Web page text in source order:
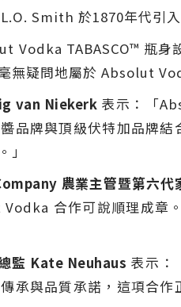
Smith 於1870年代引入
Vodka TABASCO™ 瓶身
無疑問地屬於 Absolut
van Niekerk 表示：「
品牌與頂級伏特加品牌
農業主管暨第六代
合作可說順理成章
監 Kate Neuhaus 表示：
承與品質承諾，這項合